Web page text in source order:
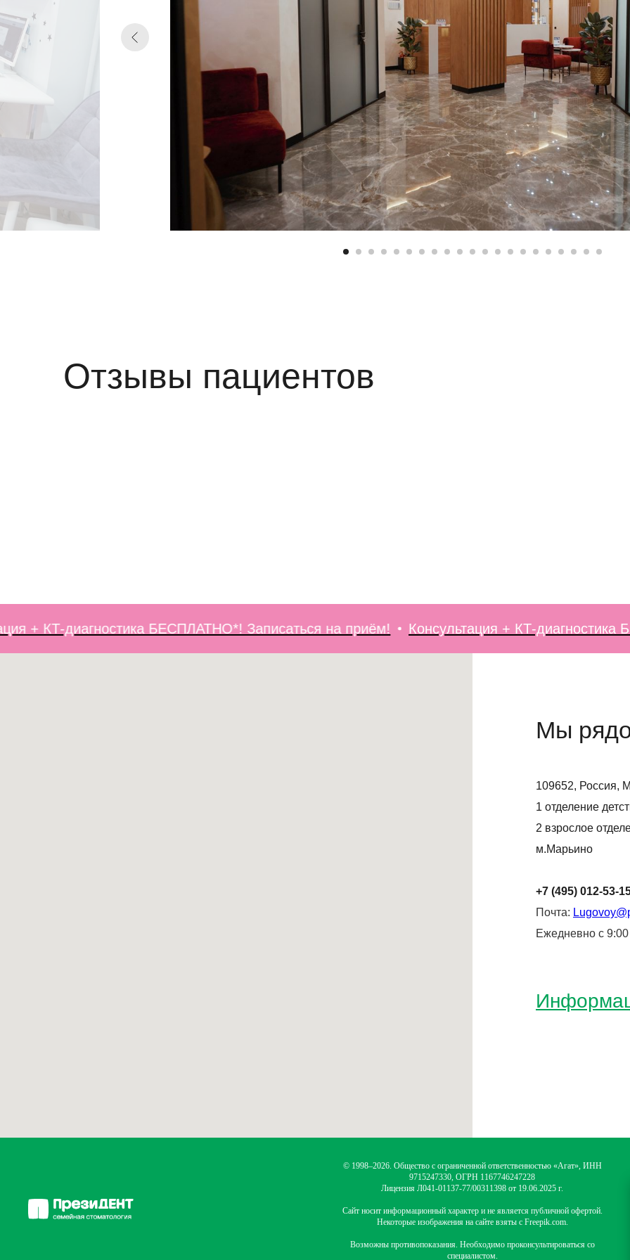
Отзывы пациентов
КТ-диагностика БЕСПЛАТНО*! Записаться на приём! Консультация + КТ-диагностика
Мы
109652, Россия,
1 отделение
2 взрослое
м.Марьино
+7 (495) 012-53-
Почта:
Ежедневно с
© 1998–2026. Общество с ограниченной ответственностью «Агат», ИНН
9715247330, ОГРН 1167746247228
Лицензия Л041-01137-77/00311398 от 19.06.2025 г.
Сайт носит информационный характер и не является публичной офертой.
Некоторые изображения на сайте взяты с Freepik.com.
Возможны противопоказания. Необходимо проконсультироваться со
специалистом.